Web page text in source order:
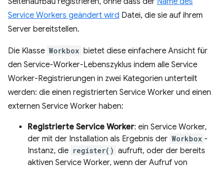
Service Workers geändert wird Datei, die sie auf ihrem
Server bereitstellen.
Die Klasse Workbox bietet diese einfachere Ansicht für
den Service-Worker-Lebenszyklus indem alle Service
Worker-Registrierungen in zwei Kategorien unterteilt
werden: die einen registrierten Service Worker und einen
externen Service Worker haben:
Registrierte Service Worker: ein Service Worker,
der mit der Installation als Ergebnis der Workbox -
Instanz, die register() aufruft, oder der bereits
aktiven Service Worker, wenn der Aufruf von